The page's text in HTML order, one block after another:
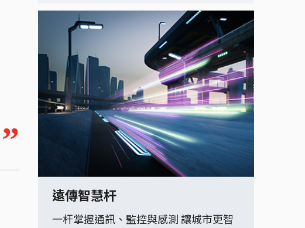
”
遠傳智慧杆
一杆掌握通訊、監控與感測 讓城市更智